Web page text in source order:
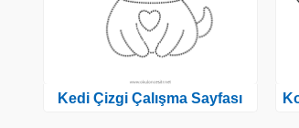
Kedi Çizgi Çalışma Sayfası